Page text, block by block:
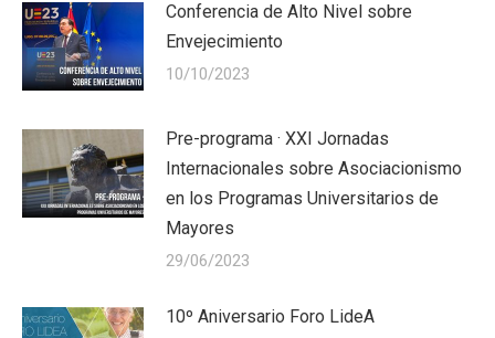
Conferencia de Alto Nivel sobre
Envejecimiento
10/10/2023
Pre-programa · XXI Jornadas
Internacionales sobre Asociacionismo
en los Programas Universitarios de
Mayores
29/06/2023
10º Aniversario Foro LideA